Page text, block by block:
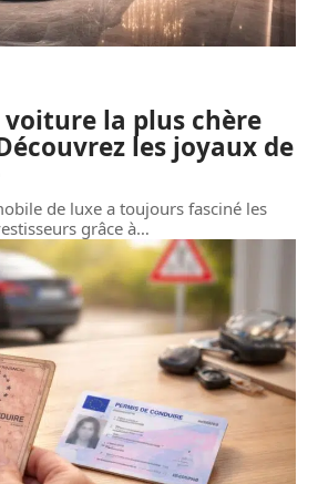
la plus chère
les joyaux de
de luxe a toujours fasciné les
grâce à…